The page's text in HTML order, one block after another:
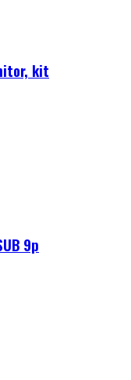
kit
9p